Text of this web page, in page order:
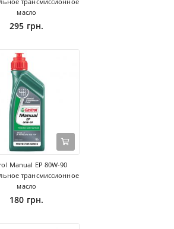
масло
295 грн.
Manual EP 80W-90
трансмиссионное
масло
180 грн.